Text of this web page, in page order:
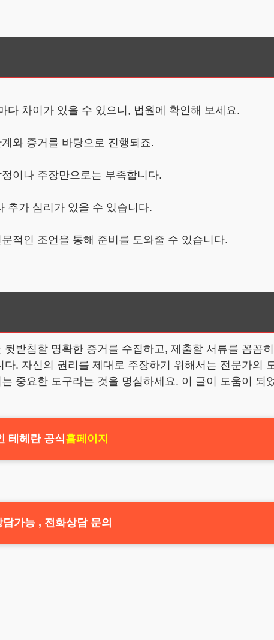
다 차이가 있을 수 있으니, 법원에 확인해 보세요.
와 증거를 바탕으로 진행되죠.
이나 주장만으로는 부족합니다.
추가 심리가 있을 수 있습니다.
적인 조언을 통해 준비를 도와줄 수 있습니다.
받침할 명확한 증거를 수집하고, 제출할 서류를 꼼꼼
. 자신의 권리를 제대로 주장하기 위해서는 전문가의
중요한 도구라는 것을 명심하세요. 이 글이 도움이 되
테헤란 공식홈페이지
담가능 , 전화상담 문의